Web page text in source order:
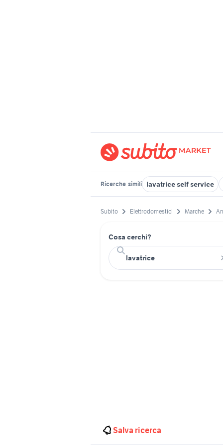
Ricerche simili lavatrice self service
Subito Elettrodomestici Marche
Cosa cerchi?
Salva ricerca